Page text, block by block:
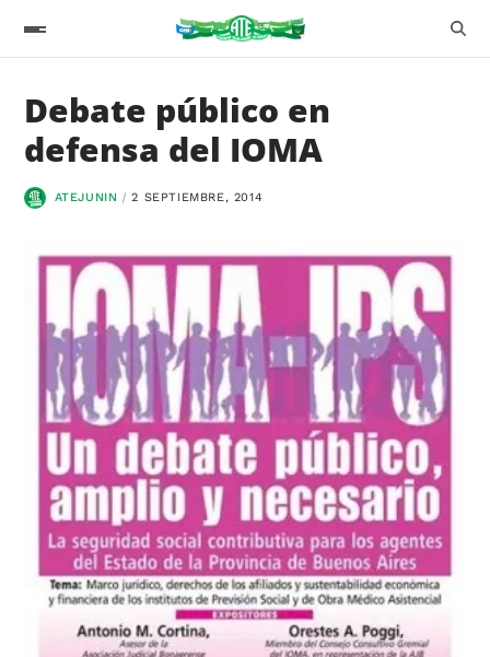
Debate público en
defensa del IOMA
ATEJUNIN 2 SEPTIEMBRE, 2014